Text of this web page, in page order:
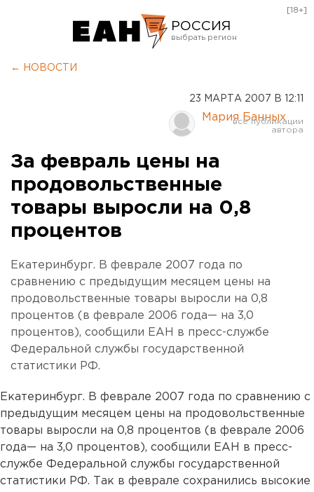
РОССИЯ
Курган
Оренбург
[18+]
← НОВОСТИ
23 МАРТА 2007 В 12:11
Мария Банных
За февраль цены на
продовольственные
товары выросли на 0,8
процентов
Екатеринбург. В феврале 2007 года по
сравнению с предыдущим месяцем цены на
продовольственные товары выросли на 0,8
процентов (в феврале 2006 года— на 3,0
процентов), сообщили ЕАН в пресс-службе
Федеральной службы государственной
статистики РФ.
Екатеринбург. В феврале 2007 года по сравнению с
предыдущим месяцем цены на продовольственные
товары выросли на 0,8 процентов (в феврале 2006
года— на 3,0 процентов), сообщили ЕАН в пресс-
службе Федеральной службы государственной
статистики РФ. Так в феврале сохранились высокие